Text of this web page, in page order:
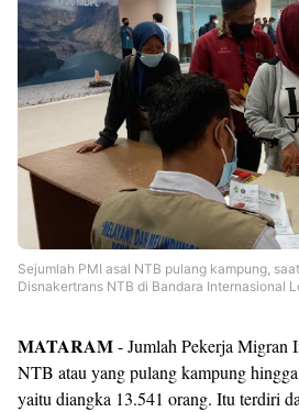
Sejumlah PMI asal NTB pulang kampung,
Disnakertrans NTB di Bandara Internasional
MATARAM- Jumlah Pekerja Migran
NTB atau yang pulang kampung
yaitu diangka 13.541 orang. Itu terdiri